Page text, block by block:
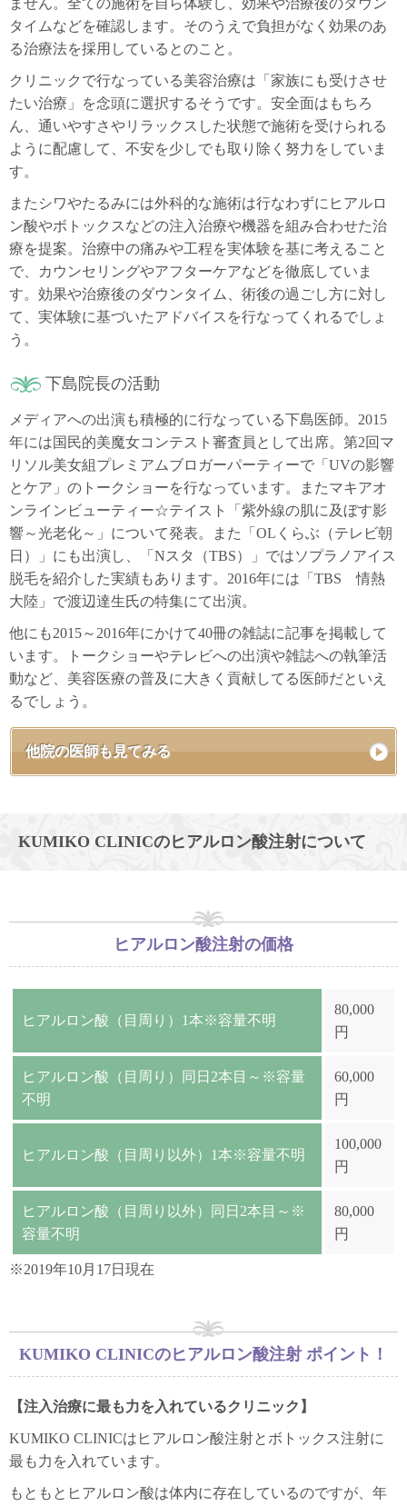
ません。全ての施術を自ら体験し、効果や治療後のダウン
タイムなどを確認します。そのうえで負担がなく効果のあ
る治療法を採用しているとのこと。
クリニックで行なっている美容治療は「家族にも受けさせ
たい治療」を念頭に選択するそうです。安全面はもちろ
ん、通いやすさやリラックスした状態で施術を受けられる
ように配慮して、不安を少しでも取り除く努力をしていま
す。
またシワやたるみには外科的な施術は行なわずにヒアルロ
ン酸やボトックスなどの注入治療や機器を組み合わせた治
療を提案。治療中の痛みや工程を実体験を基に考えること
で、カウンセリングやアフターケアなどを徹底していま
す。効果や治療後のダウンタイム、術後の過ごし方に対し
て、実体験に基づいたアドバイスを行なってくれるでしょ
う。
下島院長の活動
メディアへの出演も積極的に行なっている下島医師。2015
年には国民的美魔女コンテスト審査員として出席。第2回マ
リソル美女組プレミアムブロガーパーティーで「UVの影響
とケア」のトークショーを行なっています。またマキアオ
ンラインビューティー☆テイスト「紫外線の肌に及ぼす影
響～光老化～」について発表。また「OLくらぶ（テレビ朝
日）」にも出演し、「Nスタ（TBS）」ではソプラノアイス
脱毛を紹介した実績もあります。2016年には「TBS 情熱
大陸」で渡辺達生氏の特集にて出演。
他にも2015～2016年にかけて40冊の雑誌に記事を掲載して
います。トークショーやテレビへの出演や雑誌への執筆活
動など、美容医療の普及に大きく貢献してる医師だといえ
るでしょう。
他院の医師も見てみる
KUMIKO CLINICのヒアルロン酸注射について
ヒアルロン酸注射の価格
ヒアルロン酸（目周り）1本※容量不明
80,000
円
ヒアルロン酸（目周り）同日2本目～※容量
不明
60,000
円
ヒアルロン酸（目周り以外）1本※容量不明
100,000
円
ヒアルロン酸（目周り以外）同日2本目～※
容量不明
80,000
円
※2019年10月17日現在
KUMIKO CLINICのヒアルロン酸注射 ポイント！
【注入治療に最も力を入れているクリニック】
KUMIKO CLINICはヒアルロン酸注射とボトックス注射に
最も力を入れています。
もともとヒアルロン酸は体内に存在しているのですが、年